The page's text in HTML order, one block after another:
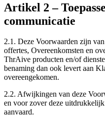
Artikel 2 –
communicatie
2.1. Deze Voorwaarden zijn
offertes, Overeenkomsten en
ThrAive producten en/of
benaming dan ook levert aan
overeengekomen.
2.2. Afwijkingen van deze
en voor zover deze
aanvaard.